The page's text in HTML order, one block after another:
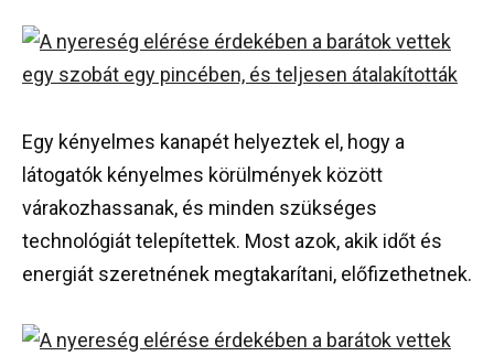
Egy kényelmes kanapét helyeztek el, hogy a
látogatók kényelmes körülmények között
várakozhassanak, és minden szükséges
technológiát telepítettek. Most azok, akik időt és
energiát szeretnének megtakarítani, előfizethetnek.